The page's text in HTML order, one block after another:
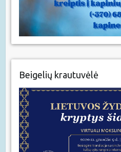
Beigelių krautuvėlė